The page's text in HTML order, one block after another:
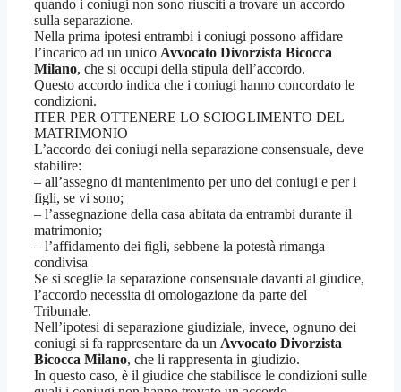
quando i coniugi non sono riusciti a trovare un accordo
sulla separazione.
Nella prima ipotesi entrambi i coniugi possono affidare
l’incarico ad un unico Avvocato Divorzista Bicocca
Milano, che si occupi della stipula dell’accordo.
Questo accordo indica che i coniugi hanno concordato le
condizioni.
ITER PER OTTENERE LO SCIOGLIMENTO DEL
MATRIMONIO
L’accordo dei coniugi nella separazione consensuale, deve
stabilire:
– all’assegno di mantenimento per uno dei coniugi e per i
figli, se vi sono;
– l’assegnazione della casa abitata da entrambi durante il
matrimonio;
– l’affidamento dei figli, sebbene la potestà rimanga
condivisa
Se si sceglie la separazione consensuale davanti al giudice,
l’accordo necessita di omologazione da parte del
Tribunale.
Nell’ipotesi di separazione giudiziale, invece, ognuno dei
coniugi si fa rappresentare da un Avvocato Divorzista
Bicocca Milano, che li rappresenta in giudizio.
In questo caso, è il giudice che stabilisce le condizioni sulle